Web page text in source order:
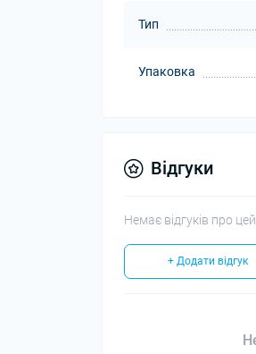
Тип
Упаковка
Відгуки
Немає відгуків про
+ Додати відгук